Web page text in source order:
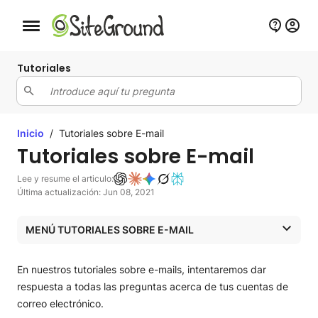
Botón de navegación móvil
Tutoriales
Inicio / Tutoriales sobre E-mail
Tutoriales sobre E-mail
Lee y resume el articulo:
Última actualización: Jun 08, 2021
MENÚ TUTORIALES SOBRE E-MAIL
Tutoriales sobre E-mail
En nuestros tutoriales sobre e-mails, intentaremos dar
respuesta a todas las preguntas acerca de tus cuentas de
correo electrónico.